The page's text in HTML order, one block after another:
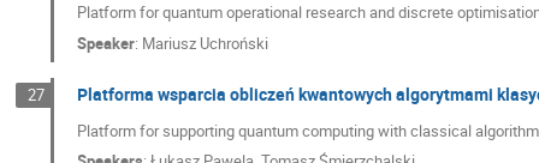
Platform for quantum operational research and discrete
Speaker: Mariusz Uchroński
27 Platforma wsparcia obliczeń kwantowych algorytmami
Platform for supporting quantum computing with classical